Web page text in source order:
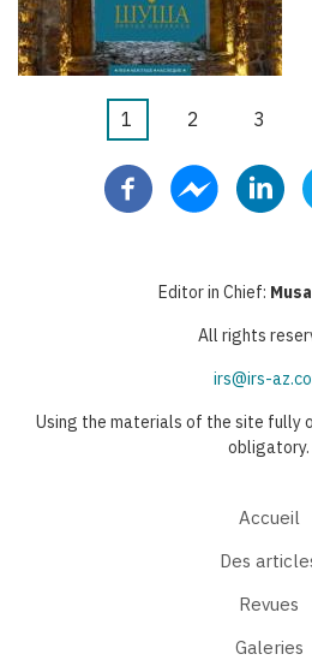
Pagination
Page
1 Page
2 Page
3
Editor in Chief:
All rights
irs@irs-
Using the materials of the site fully
obligatory.
Accueil
Des
Revues
Galeries